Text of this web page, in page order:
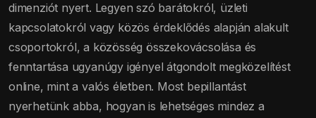
dimenziót nyert. Legyen szó barátokról, üzleti
kapcsolatokról vagy közös érdeklődés alapján alakult
csoportokról, a közösség összekovácsolása és
fenntartása ugyanúgy igényel átgondolt megközelítést
online, mint a valós életben. Most bepillantást
nyerhetünk abba, hogyan is lehetséges mindez a